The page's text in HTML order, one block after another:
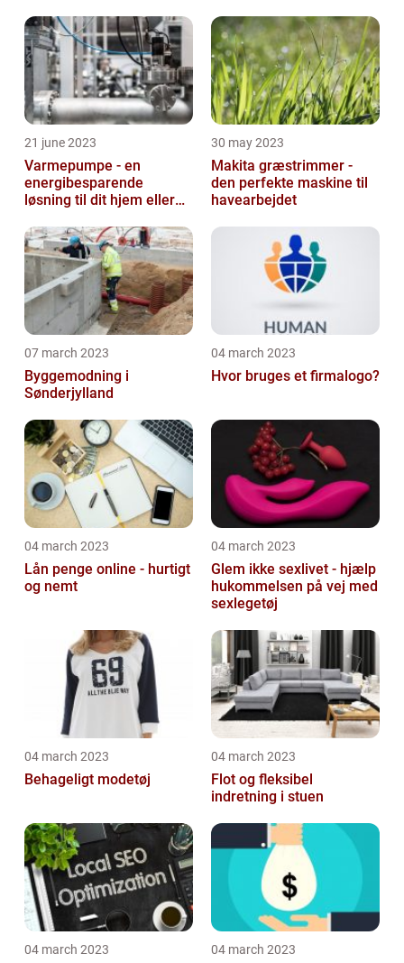
21 june 2023
Varmepumpe - en
energibesparende
løsning til dit hjem eller
30 may 2023
Makita græstrimmer -
den perfekte maskine til
havearbejdet
07 march 2023
Byggemodning i
Sønderjylland
04 march 2023
Hvor bruges et firmalogo?
04 march 2023
Lån penge online - hurtigt
og nemt
04 march 2023
Glem ikke sexlivet - hjælp
hukommelsen på vej med
sexlegetøj
04 march 2023
Behageligt modetøj
04 march 2023
Flot og fleksibel
indretning i stuen
04 march 2023 04 march 2023